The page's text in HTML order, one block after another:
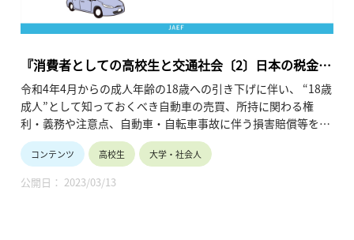
『消費者としての高校生と交通社会〔2〕日本の税金と
クルマ』
令和4年4月からの成人年齢の18歳への引き下げに伴い、 “18歳
成人”として知っておくべき自動車の売買、所持に関わる権
利・義務や注意点、自動車・自転車事故に伴う損害賠償等をま
とめたシリーズ動画の2回目。
税金の役割、日本の税体系に加え、自動車の購入・保有にかか
る税金の現状を理解するとともに、「税の３原則」に照らしな
がらそのあるべき姿について考察する内容としています。（令
コンテンツ 高校生 大学・社会人
公開日： 2023/03/13